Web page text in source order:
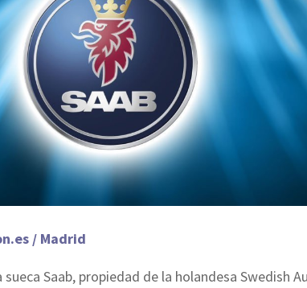
/ Madrid
Saab, propiedad de la holandesa Swedish